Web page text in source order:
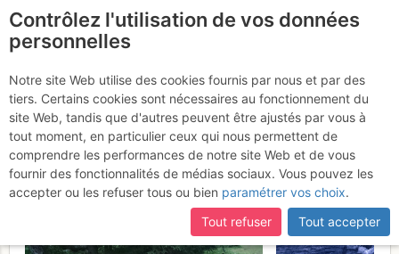
certaines pages ne sont plus accessibles, manquantes ou
incomplètes, déconnectez-vous puis reconnectez-vous à votre
compte sur le site.
Les Portons depuis
Mauvoisin : moraine,
glacier, éboulis!
Dimanche 23 juillet
2017
Contrôlez l'utilisation de vos données
personnelles
Notre site Web utilise des cookies fournis par nous et par des
tiers. Certains cookies sont nécessaires au fonctionnement du
site Web, tandis que d'autres peuvent être ajustés par vous à
tout moment, en particulier ceux qui nous permettent de
comprendre les performances de notre site Web et de vous
fournir des fonctionnalités de médias sociaux. Vous pouvez les
accepter ou les refuser tous ou bien paramétrer vos choix.
Tout refuser
Tout accepter